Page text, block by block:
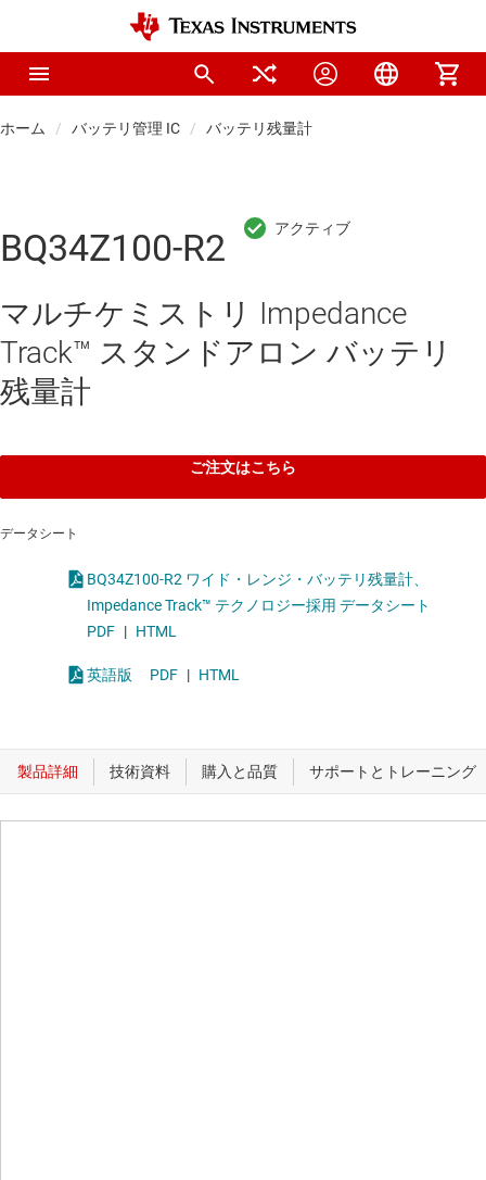
ホーム バッテリ管理 IC バッテリ残量計
BQ34Z100-R2
マルチケミストリ Impedance
Track™ スタンドアロン バッテリ
残量計
ご注文はこちら
データシート
BQ34Z100-R2 ワイド・レンジ・バッテリ残量計、
Impedance Track™ テクノロジー採用 データシート
PDF | HTML
英語版 PDF | HTML